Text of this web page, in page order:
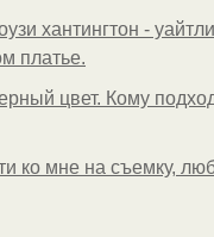
хантингтон -
платьe.
цвет. Кому
ко мне на съемку,